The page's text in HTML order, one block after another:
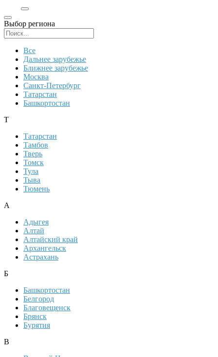
Выбор региона
Все
Дальнее зарубежье
Ближнее зарубежье
Москва
Санкт-Петербург
Татарстан
Башкортостан
Т
Татарстан
Тамбов
Тверь
Томск
Тула
Тыва
Тюмень
А
Адыгея
Алтай
Алтайский край
Архангельск
Астрахань
Б
Башкортостан
Белгород
Благовещенск
Брянск
Бурятия
В